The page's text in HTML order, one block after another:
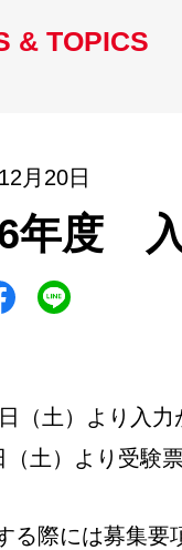
& TOPICS
月20日
年度
（土）より入力
（土）より受験
る際には募集要